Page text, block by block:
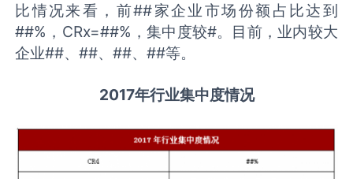
比情况来看，前##家企业市场份额占比达到
##%，CRx=##%，集中度较#。目前，业内较大
企业##、##、##、##等。
2017年行业集中度情况